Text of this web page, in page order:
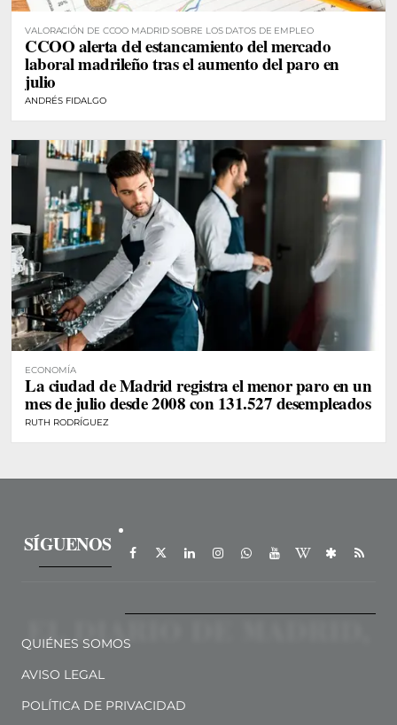
VALORACIÓN DE CCOO MADRID SOBRE LOS DATOS DE EMPLEO
CCOO alerta del estancamiento del mercado
laboral madrileño tras el aumento del paro en
julio
ANDRÉS FIDALGO
ECONOMÍA
La ciudad de Madrid registra el menor paro en un
mes de julio desde 2008 con 131.527 desempleados
RUTH RODRÍGUEZ
SÍGUENOS
QUIÉNES SOMOS
AVISO LEGAL
POLÍTICA DE PRIVACIDAD